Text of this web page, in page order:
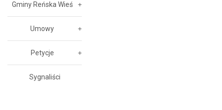
Gminy Reńska Wieś
Umowy
Petycje
Sygnaliści